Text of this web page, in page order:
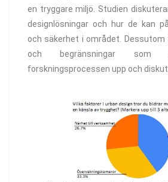
en tryggare miljö. Studien
designlösningar och hur de kan
och säkerhet i området.
och begränsningar som
forskningsprocessen upp och